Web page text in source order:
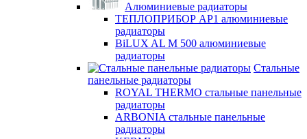
Алюминиевые радиаторы
ТЕПЛОПРИБОР АР1 алюминиевые
радиаторы
BiLUX AL M 500 алюминиевые
радиаторы
Стальные
панельные радиаторы
ROYAL THERMO стальные панельные
радиаторы
ARBONIA стальные панельные
радиаторы